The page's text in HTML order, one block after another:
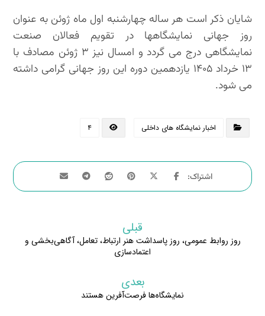
شایان ذکر است هر ساله چهارشنبه اول ماه ژوئن به عنوان
روز جهانی نمایشگاهها در تقویم فعالان صنعت
نمایشگاهی درج می گردد و امسال نیز ۳ ژوئن مصادف با
۱۳ خرداد ۱۴۰۵ یازدهمین دوره این روز جهانی گرامی داشته
می شود.
اخبار نمایشگاه های داخلی ۴
قبلی
روز روابط عمومی، روز پاسداشت هنر ارتباط، تعامل، آگاهی‌بخشی و
اعتمادسازی
بعدی
نمایشگاه‌ها فرصت‌آفرین هستند